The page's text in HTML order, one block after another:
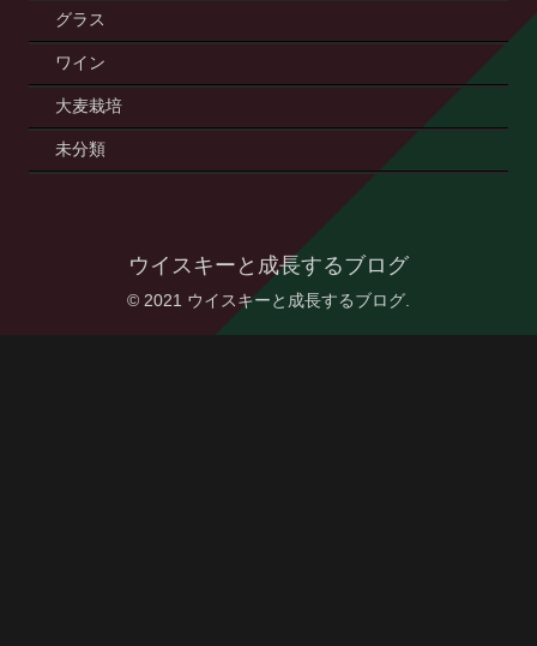
グラス
ワイン
大麦栽培
未分類
ウイスキーと成長するブログ
© 2021 ウイスキーと成長するブログ.